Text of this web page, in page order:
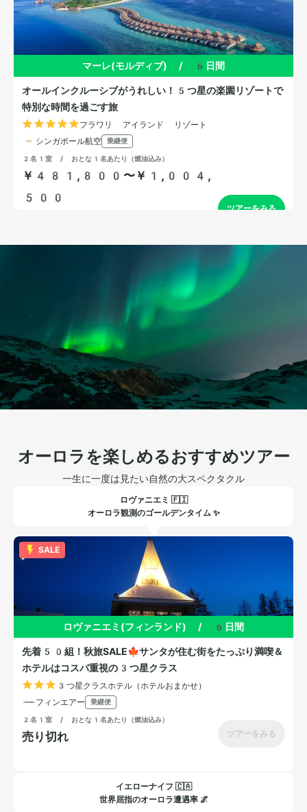
オーロラを楽しめるおすすめツアー
一生に一度は見たい自然の大スペクタクル
ロヴァニエミ 🇫🇮
オーロラ観測のゴールデンタイム ✨
イエローナイフ 🇨🇦
世界屈指のオーロラ遭遇率 🌌